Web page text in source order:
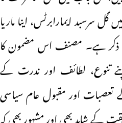
سرسبد ایمارابرٹس، اینا ماریا
ذکر ہے۔ مصنف اس مضمون کا
تنوع، لطائف اور ندرت کے
اور مقبول عام سیاسی
کے شاہد بھی اور مشہور بھی کہ